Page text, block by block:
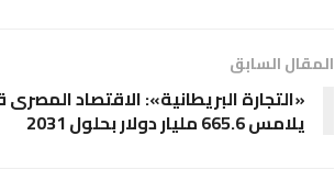
المقال السابق
«التجارة البريطانية»: الاقتصاد المصرى
يلامس 665.6 مليار دولار بحلول 2031